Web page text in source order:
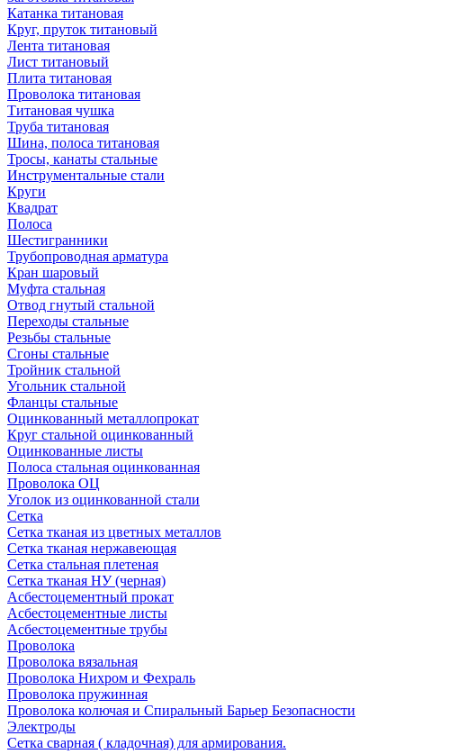
Катанка титановая
Круг, пруток титановый
Лента титановая
Лист титановый
Плита титановая
Проволока титановая
Титановая чушка
Труба титановая
Шина, полоса титановая
Тросы, канаты стальные
Инструментальные стали
Круги
Квадрат
Полоса
Шестигранники
Трубопроводная арматура
Кран шаровый
Муфта стальная
Отвод гнутый стальной
Переходы стальные
Резьбы стальные
Сгоны стальные
Тройник стальной
Угольник стальной
Фланцы стальные
Оцинкованный металлопрокат
Круг стальной оцинкованный
Оцинкованные листы
Полоса стальная оцинкованная
Проволока ОЦ
Уголок из оцинкованной стали
Сетка
Сетка тканая из цветных металлов
Сетка тканая нержавеющая
Сетка стальная плетеная
Сетка тканая НУ (черная)
Асбестоцементный прокат
Асбестоцементные листы
Асбестоцементные трубы
Проволока
Проволока вязальная
Проволока Нихром и Фехраль
Проволока пружинная
Проволока колючая и Спиральный Барьер Безопасности
Электроды
Сетка сварная ( кладочная) для армирования.